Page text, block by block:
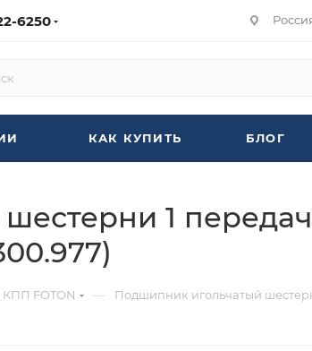
6250
КАК КУПИТЬ БЛОГ
1
КПП FOTON — Подшипник игольчатый